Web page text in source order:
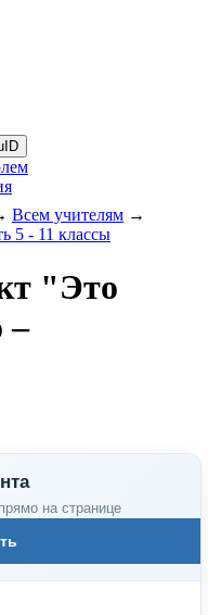
Всем учителям →
5 - 11 классы
"Это
–
на странице